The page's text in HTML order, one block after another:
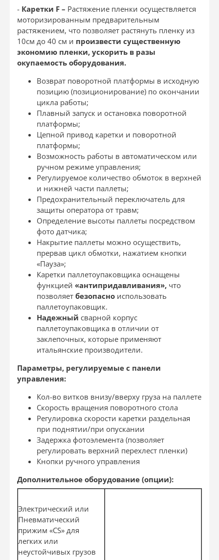
- Каретки F – Растяжение пленки осуществляется
моторизированным предварительным
растяжением, что позволяет растянуть пленку из
10см до 40 см и произвести существенную
экономию пленки, ускорить в разы
окупаемость оборудования.
Возврат поворотной платформы в исходную
позицию (позиционирование) по окончании
цикла работы;
Плавный запуск и остановка поворотной
платформы;
Цепной привод каретки и поворотной
платформы;
Возможность работы в автоматическом или
ручном режиме управления;
Регулируемое количество обмоток в верхней
и нижней части паллеты;
Предохранительный переключатель для
защиты оператора от травм;
Определение высоты паллеты посредством
фото датчика;
Накрытие паллеты можно осуществить,
прервав цикл обмотки, нажатием кнопки
«Пауза»;
Каретки паллетоупаковщика оснащены
функцией «антипридавливания», что
позволяет безопасно использовать
паллетоупаковщик.
Надежный сварной корпус
паллетоупаковщика в отличии от
заклепочных, которые применяют
итальянские производители.
Параметры, регулируемые с панели
управления:
Кол-во витков внизу/вверху груза на паллете
Скорость вращения поворотного стола
Регулировка скорости каретки раздельная
при поднятии/при опускании
Задержка фотоэлемента (позволяет
регулировать верхний перехлест пленки)
Кнопки ручного управления
Дополнительное оборудование (опции):
Электрический или
Пневматический
прижим «CS» для
легких или
неустойчивых грузов